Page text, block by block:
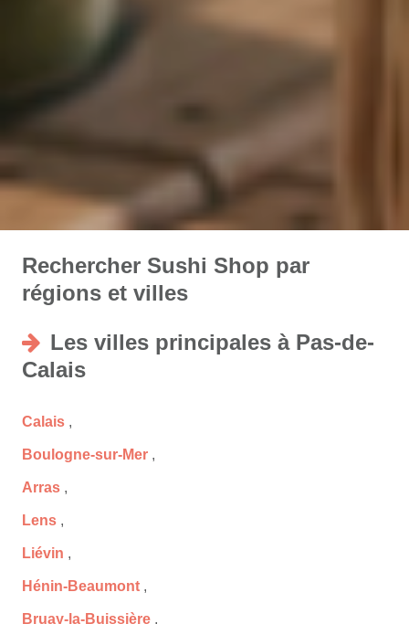
Rechercher Sushi Shop par
régions et villes
Les villes principales à Pas-de-
Calais
Calais ,
Boulogne-sur-Mer ,
Arras ,
Lens ,
Liévin ,
Hénin-Beaumont ,
Bruay-la-Buissière ,